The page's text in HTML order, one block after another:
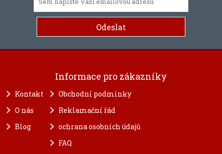
Informace pro zákazníky
Kontakt
O nás
Blog
Obchodní podmínky
Reklamační řád
ochrana osobních údajů
FAQ